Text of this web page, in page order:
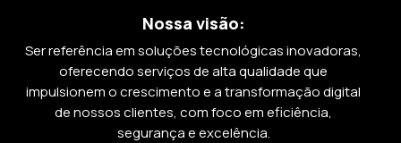
Nossa visão:
Ser referência em soluções tecnológicas inovadoras,
oferecendo serviços de alta qualidade que
impulsionem o crescimento e a transformação digital
de nossos clientes, com foco em eficiência,
segurança e excelência.